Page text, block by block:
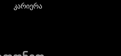
კარიერა